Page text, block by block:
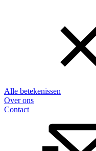
Alle betekenissen
Over ons
Contact